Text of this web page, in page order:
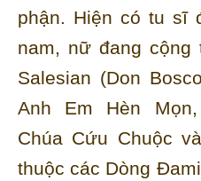
phận. Hiện có tu sĩ
nam, nữ đang cộng
Salesian (Don
Anh Em Hèn
Chúa Cứu Chuộc
thuộc các Dòng